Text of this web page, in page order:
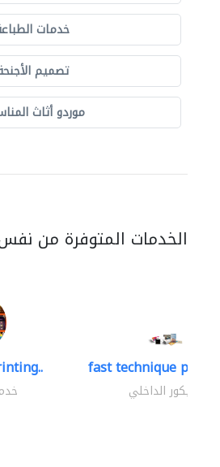
خدمات
تصميم
موردو أثاث
الخدمات المتوفرة من
fast technique pre-
الديكور الداخلي